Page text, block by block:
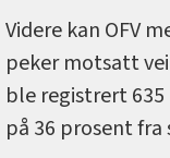
Videre kan OFV
peker motsatt
ble registrert
på 36 prosent fra